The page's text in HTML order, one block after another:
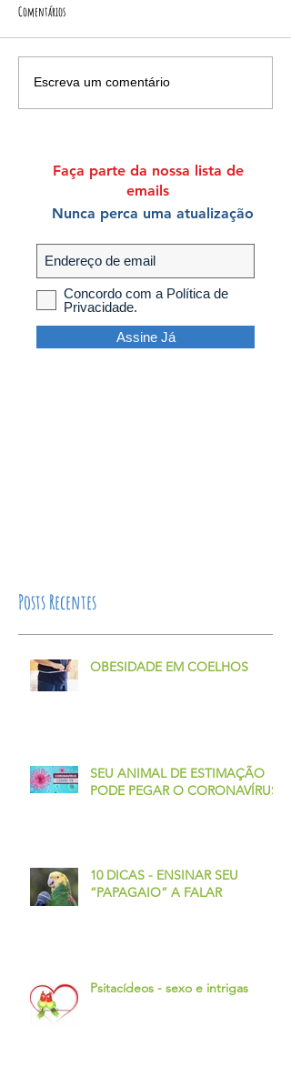
Comentários
Escreva um comentário
Faça parte da nossa lista de
emails
Nunca perca uma atualização
Concordo com a Política de
Privacidade.
Assine Já
Posts Recentes
OBESIDADE EM COELHOS
SEU ANIMAL DE ESTIMAÇÃO
PODE PEGAR O CORONAVÍRUS?
10 DICAS - ENSINAR SEU
“PAPAGAIO” A FALAR
Psitacídeos - sexo e intrigas